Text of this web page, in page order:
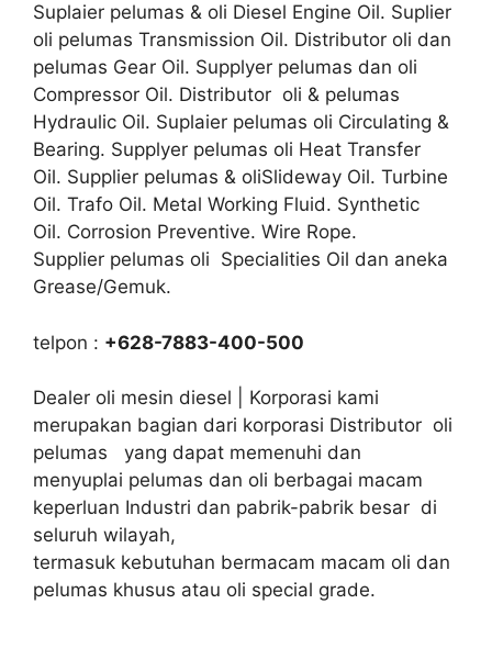
Suplaier pelumas & oli Diesel Engine Oil. Suplier
oli pelumas Transmission Oil. Distributor oli dan
pelumas Gear Oil. Supplyer pelumas dan oli
Compressor Oil. Distributor oli & pelumas
Hydraulic Oil. Suplaier pelumas oli Circulating &
Bearing. Supplyer pelumas oli Heat Transfer
Oil. Supplier pelumas & oliSlideway Oil. Turbine
Oil. Trafo Oil. Metal Working Fluid. Synthetic
Oil. Corrosion Preventive. Wire Rope.
Supplier pelumas oli Specialities Oil dan aneka
Grease/Gemuk.
telpon : +628-7883-400-500
Dealer oli mesin diesel | Korporasi kami
merupakan bagian dari korporasi Distributor oli
pelumas yang dapat memenuhi dan
menyuplai pelumas dan oli berbagai macam
keperluan Industri dan pabrik-pabrik besar di
seluruh wilayah,
termasuk kebutuhan bermacam macam oli dan
pelumas khusus atau oli special grade.